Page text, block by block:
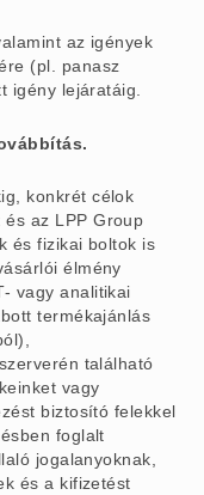
az igények
(pl. panasz
igény lejáratáig.
konkrét célok
az LPP Group
és fizikai boltok is
élmény
vagy analitikai
termékajánlás
található
vagy
biztosító felekkel
foglalt
jogalanyoknak,
és a kifizetést